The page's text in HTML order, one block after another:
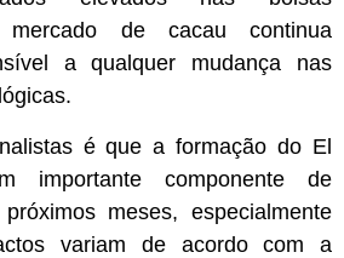
mercado de cacau continua
a qualquer mudança nas
é que a formação do El
importante componente de
meses, especialmente
variam de acordo com a